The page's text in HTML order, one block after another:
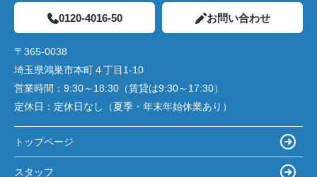
0120-4016-50 お問い合わせ
〒365-0038
埼玉県鴻巣市本町４丁目1-10
営業時間： 9:30～18:30（賃貸は9:30～17:30）
定休日： 定休日なし（夏季・年末年始休業あり）
トップページ
スタッフ